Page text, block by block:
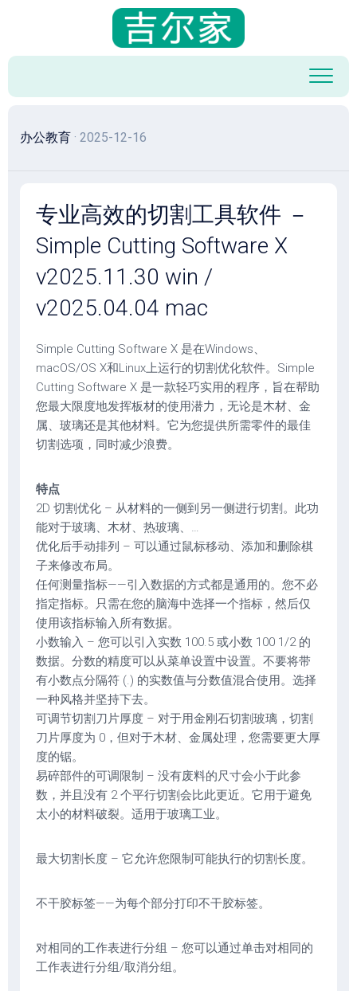
容
办公教育 · 2025-12-16
专业高效的切割工具软件 －
Simple Cutting Software X
v2025.11.30 win /
v2025.04.04 mac
Simple Cutting Software X 是在Windows、
macOS/OS X和Linux上运行的切割优化软件。Simple
Cutting Software X 是一款轻巧实用的程序，旨在帮助
您最大限度地发挥板材的使用潜力，无论是木材、金
属、玻璃还是其他材料。它为您提供所需零件的最佳
切割选项，同时减少浪费。
特点
2D 切割优化 – 从材料的一侧到另一侧进行切割。此功
能对于玻璃、木材、热玻璃、…
优化后手动排列 – 可以通过鼠标移动、添加和删除棋
子来修改布局。
任何测量指标——引入数据的方式都是通用的。您不必
指定指标。只需在您的脑海中选择一个指标，然后仅
使用该指标输入所有数据。
小数输入 – 您可以引入实数 100.5 或小数 100 1/2 的
数据。分数的精度可以从菜单设置中设置。不要将带
有小数点分隔符 (.) 的实数值与分数值混合使用。选择
一种风格并坚持下去。
可调节切割刀片厚度 – 对于用金刚石切割玻璃，切割
刀片厚度为 0，但对于木材、金属处理，您需要更大厚
度的锯。
易碎部件的可调限制 – 没有废料的尺寸会小于此参
数，并且没有 2 个平行切割会比此更近。它用于避免
太小的材料破裂。适用于玻璃工业。
最大切割长度 – 它允许您限制可能执行的切割长度。
不干胶标签——为每个部分打印不干胶标签。
对相同的工作表进行分组 – 您可以通过单击对相同的
工作表进行分组/取消分组。